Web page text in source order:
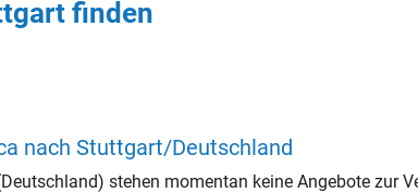
finden
nach Stuttgart/Deutschland
stehen momentan keine Angebote zur